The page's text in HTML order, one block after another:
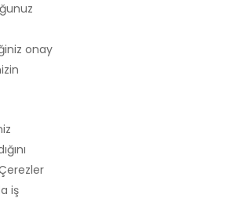
onay
iş